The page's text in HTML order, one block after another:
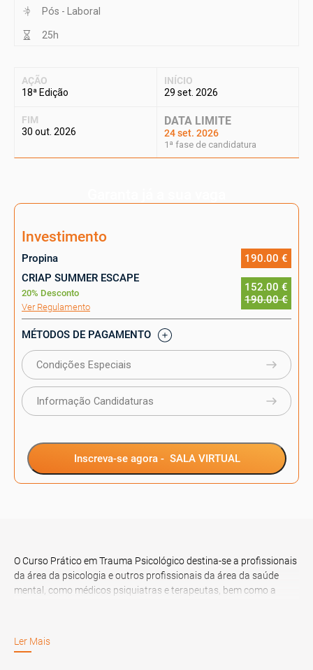
Pós - Laboral
25h
AÇÃO
18ª Edição
INÍCIO
29 set. 2026
FIM
30 out. 2026
DATA LIMITE
24 set. 2026
1ª fase de candidatura
Investimento
Propina
190.00 €
CRIAP SUMMER ESCAPE
20% Desconto
Ver Regulamento
152.00 €
190.00 €
MÉTODOS DE PAGAMENTO
Condições Especiais
Informação Candidaturas
Inscreva-se agora - SALA VIRTUAL
O Curso Prático em Trauma Psicológico destina-se a profissionais
da área da psicologia e outros profissionais da área da saúde
mental, como médicos psiquiatras e terapeutas, bem como a
Ler Mais